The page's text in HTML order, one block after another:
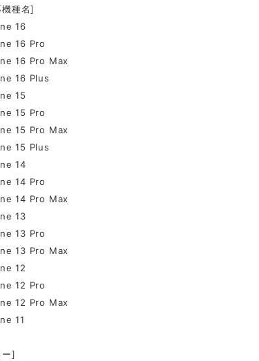
種名]
16
16 Pro
16 Pro Max
16 Plus
15
15 Pro
15 Pro Max
15 Plus
14
14 Pro
14 Pro Max
13
13 Pro
13 Pro Max
12
12 Pro
12 Pro Max
11
ー]